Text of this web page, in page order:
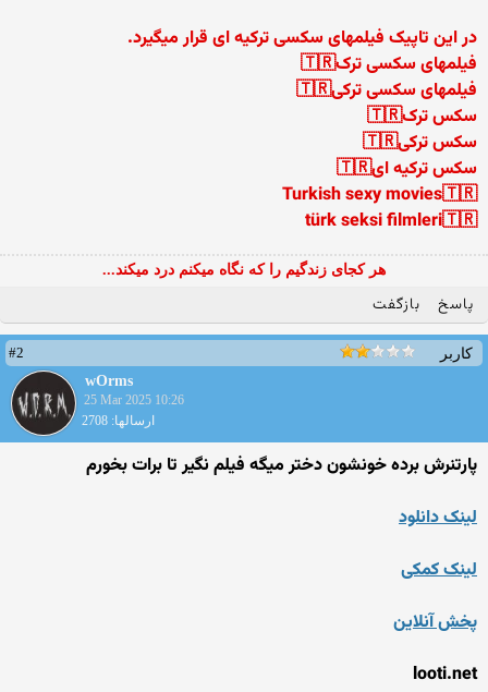
در این تاپیک فیلمهای سکسی ترکیه ای قرار میگیرد.
فیلمهای سکسی ترک🇹🇷
فیلمهای سکسی ترکی🇹🇷
سکس ترک🇹🇷
سکس ترکی🇹🇷
سکس ترکیه ای🇹🇷
Turkish sexy movies🇹🇷
türk seksi filmleri🇹🇷
هر کجای زندگیم را که نگاه میکنم درد میکند...
پاسخ بازگفت
کاربر
#2
wOrms
25 Mar 2025 10:26
ارسالها: 2708
پارتنرش برده خونشون دختر میگه فیلم نگیر تا برات بخورم
لینک دانلود
لینک کمکی
پخش آنلاین
looti.net